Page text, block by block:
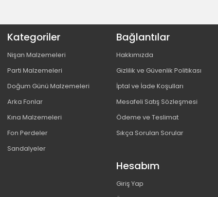
Kategoriler
Nişan Malzemeleri
Parti Malzemeleri
Doğum Günü Malzemeleri
Arka Fonlar
Kına Malzemeleri
Fon Perdeler
Sandalyeler
Bağlantılar
Hakkımızda
Gizlilik ve Güvenlik Politikası
İptal ve İade Koşulları
Mesafeli Satış Sözleşmesi
Ödeme ve Teslimat
Sıkça Sorulan Sorular
Hesabım
Giriş Yap